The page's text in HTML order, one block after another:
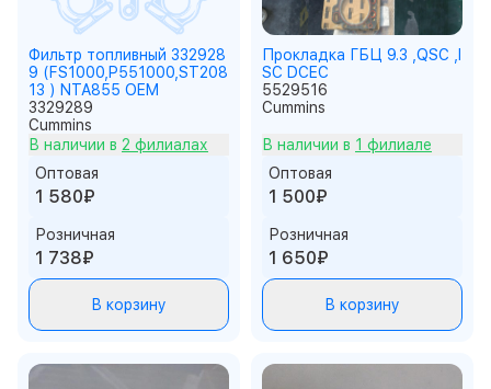
Фильтр топливный 332928
9 (FS1000,P551000,ST208
13 ) NTA855 OEM
3329289
Cummins
В наличии в 2 филиалах
Оптовая
1 580₽
Розничная
1 738₽
В корзину
Прокладка ГБЦ 9.3 ,QSC ,I
SC DCEC
5529516
Cummins
В наличии в 1 филиале
Оптовая
1 500₽
Розничная
1 650₽
В корзину